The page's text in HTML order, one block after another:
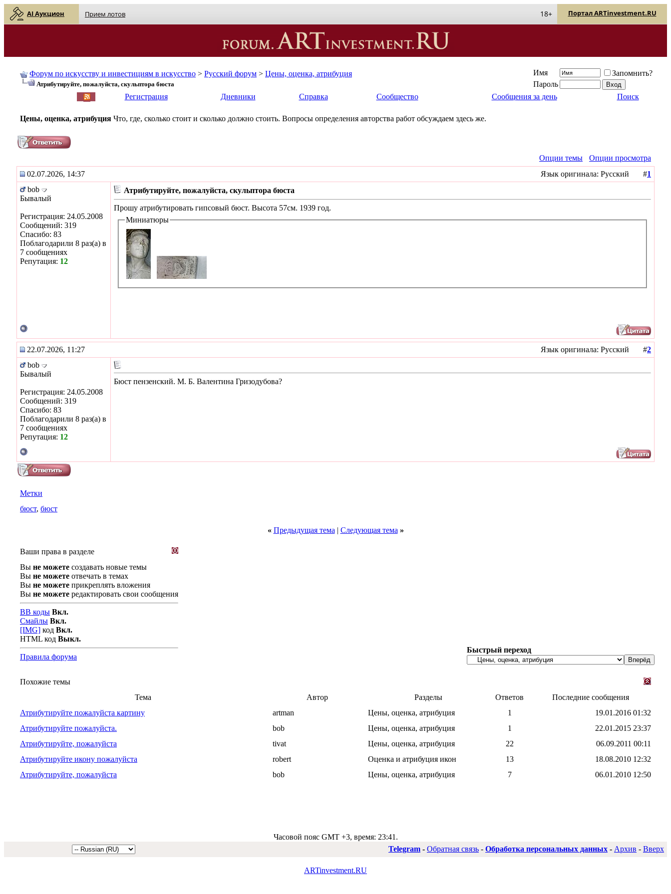
AI Аукцион Прием лотов Портал ARTinvestment.RU
18+
Форум по искусству и инвестициям в искусство > Русский форум > Цены, оценка, атрибуция
Атрибутируйте, пожалуйста, скульптора бюста
Имя
Запомнить?
Пароль
Регистрация Дневники Справка Сообщество Сообщения за день Поиск
Цены, оценка, атрибуция Что, где, сколько стоит и сколько должно стоить. Вопросы определения авторства работ обсуждаем здесь же.
Опции темы
Опции просмотра
02.07.2026, 14:37
Язык оригинала: Русский #1
bob
Бывалый
Регистрация: 24.05.2008
Сообщений: 319
Спасибо: 83
Поблагодарили 8 раз(а) в
7 сообщениях
Репутация: 12
Атрибутируйте, пожалуйста, скульптора бюста
Прошу атрибутировать гипсовый бюст. Высота 57см. 1939 год.
Миниатюры
22.07.2026, 11:27 Язык оригинала: Русский #2
bob
Бывалый
Регистрация: 24.05.2008
Сообщений: 319
Спасибо: 83
Поблагодарили 8 раз(а) в
7 сообщениях
Репутация: 12
Бюст пензенский. М. Б. Валентина Гризодубова?
Метки
бюст, бюст
« Предыдущая тема | Следующая тема »
Ваши права в разделе
Вы не можете создавать новые темы
Вы не можете отвечать в темах
Вы не можете прикреплять вложения
Вы не можете редактировать свои сообщения
BB коды Вкл.
Смайлы Вкл.
[IMG] код Вкл.
HTML код Выкл.
Правила форума
Быстрый переход
Похожие темы
Тема
Автор Разделы Ответов
Последние сообщения
Атрибутируйте пожалуйста картину
artman Цены, оценка, атрибуция 1 19.01.2016 01:32
Атрибутируйте пожалуйста.
bob Цены, оценка, атрибуция 1 22.01.2015 23:37
Атрибутируйте, пожалуйста
tivat Цены, оценка, атрибуция 22 06.09.2011 00:11
Атрибутируйте икону пожалуйста
robert Оценка и атрибуция икон 13 18.08.2010 12:32
Атрибутируйте, пожалуйста
bob Цены, оценка, атрибуция 7 06.01.2010 12:50
Часовой пояс GMT +3, время: 23:41 .
Telegram - Обратная связь - Обработка персональных данных - Архив - Вверх
ARTinvestment.RU